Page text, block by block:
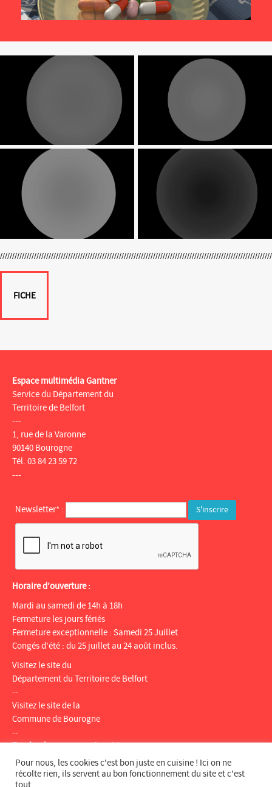
FICHE
Espace multimédia Gantner
Service du Département du
Territoire de Belfort
---
1, rue de la Varonne
90140 Bourogne
Tél. 03 84 23 59 72
---
Newsletter* :
Horaire d’ouverture :
Mardi au samedi de 14h à 18h
Fermeture les jours fériés
Fermeture exceptionnelle : Samedi 25 Juillet
Congés d'été : du 25 juillet au 24 août inclus.
Visitez le site du
Département du Territoire de Belfort
--
Visitez le site de la
Commune de Bourogne
--
Facebook:Espace multimédia Gantner
Instagram: espacemultimediagantner
--
Pour nous, les cookies c'est bon juste en cuisine ! Ici on ne
récolte rien, ils servent au bon fonctionnement du site et c'est